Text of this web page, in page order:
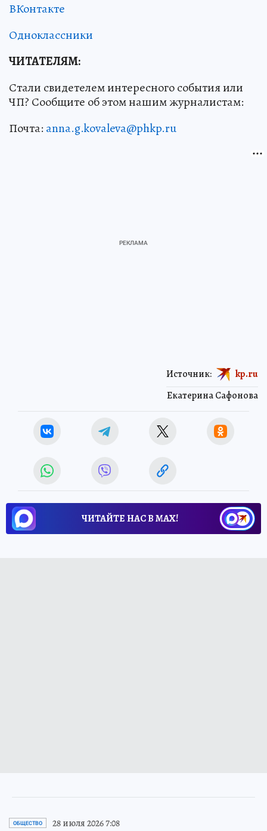
ВКонтакте
Одноклассники
ЧИТАТЕЛЯМ:
Стали свидетелем интересного события или
ЧП? Сообщите об этом нашим журналистам:
Почта: anna.g.kovaleva@phkp.ru
Екатерина Сафонова
Источник: kp.ru
ЧИТАЙТЕ НАС В МАХ!
ОБЩЕСТВО 28 июля 2026 7:08